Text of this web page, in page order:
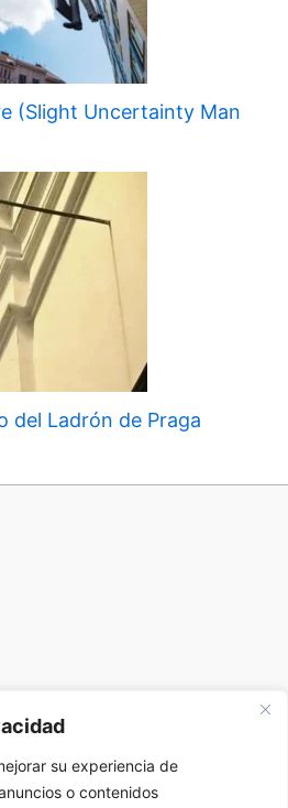
su experiencia de
o contenidos
(Slight Uncertainty Man
del Ladrón de Praga